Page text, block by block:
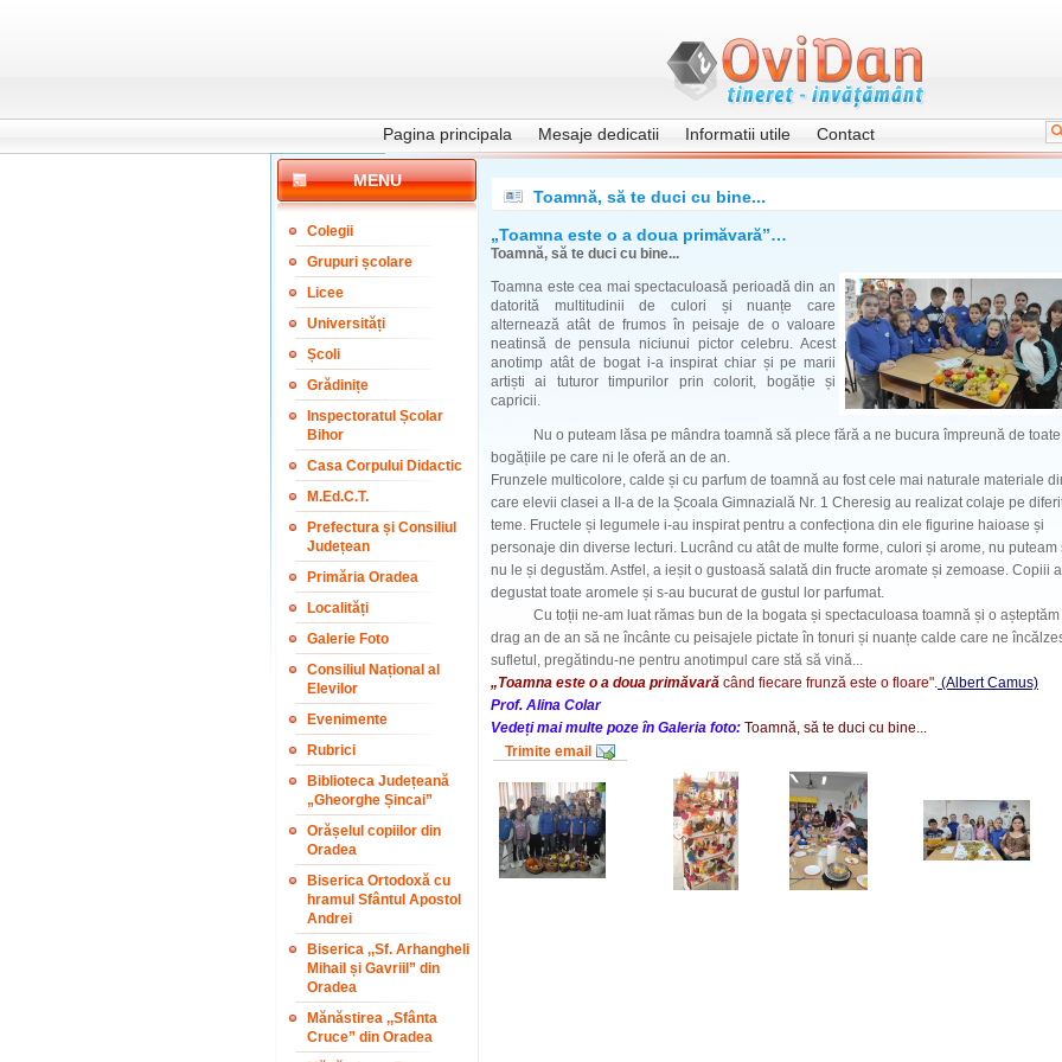
Pagina principala Mesaje dedicatii Informatii utile Contact
MENU
Colegii
Grupuri școlare
Licee
Universități
Școli
Grădinițe
Inspectoratul Școlar
Bihor
Casa Corpului Didactic
M.Ed.C.T.
Prefectura și Consiliul
Județean
Primăria Oradea
Localități
Galerie Foto
Consiliul Național al
Elevilor
Evenimente
Rubrici
Biblioteca Județeană
„Gheorghe Șincai”
Orășelul copiilor din
Oradea
Biserica Ortodoxă cu
hramul Sfântul Apostol
Andrei
Biserica ,,Sf. Arhangheli
Mihail și Gavriil” din
Oradea
Mănăstirea ,,Sfânta
Cruce” din Oradea
Toamnă, să te duci cu bine...
„Toamna este o a doua primăvară”…
Toamnă, să te duci cu bine...
Toamna este cea mai spectaculoasă perioadă din an
datorită multitudinii de culori și nuanțe care
alternează atât de frumos în peisaje de o valoare
neatinsă de pensula niciunui pictor celebru. Acest
anotimp atât de bogat i-a inspirat chiar și pe marii
artiști ai tuturor timpurilor prin colorit, bogăție și
capricii.
Nu o puteam lăsa pe mândra toamnă să plece fără a ne bucura împreună de toate
bogățiile pe care ni le oferă an de an.
Frunzele multicolore, calde și cu parfum de toamnă au fost cele mai naturale materiale
care elevii clasei a II-a de la Școala Gimnazială Nr. 1 Cheresig au realizat colaje pe
teme. Fructele și legumele i-au inspirat pentru a confecționa din ele figurine haioase și
personaje din diverse lecturi. Lucrând cu atât de multe forme, culori și arome, nu puteam
nu le și degustăm. Astfel, a ieșit o gustoasă salată din fructe aromate și zemoase. Copiii
degustat toate aromele și s-au bucurat de gustul lor parfumat.
Cu toții ne-am luat rămas bun de la bogata și spectaculoasa toamnă și o așteptăm
drag an de an să ne încânte cu peisajele pictate în tonuri și nuanțe calde care ne
sufletul, pregătindu-ne pentru anotimpul care stă să vină...
„Toamna este o a doua primăvară când fiecare frunză este o floare". (Albert Camus)
Prof. Alina Colar
Vedeți mai multe poze în Galeria foto: Toamnă, să te duci cu bine...
Trimite email